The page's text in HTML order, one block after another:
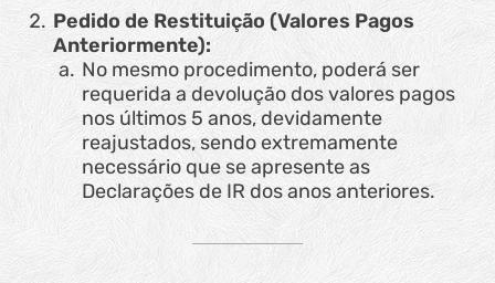
Pedido de Restituição (Valores Pagos
Anteriormente):
No mesmo procedimento, poderá ser
requerida a devolução dos valores pagos
nos últimos 5 anos, devidamente
reajustados, sendo extremamente
necessário que se apresente as
Declarações de IR dos anos anteriores.